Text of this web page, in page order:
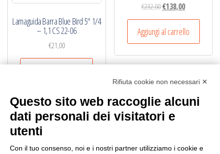
Lamaguida Barra Blue Bird 5″ 1/4
– 1,1 CS 22-06
€21,00
€232,00Il
prezzo
originale
era:
€232,00.
€138,00Il
prezzo
attuale
è:
€138,00.
Aggiungi al carrello
NB.
Per informazioni sul pagamento mandare una mail.
Rifiuta cookie non necessari ✕
Questo sito web raccoglie alcuni
dati personali dei visitatori e
utenti
Con il tuo consenso, noi e i nostri partner utilizziamo i cookie e